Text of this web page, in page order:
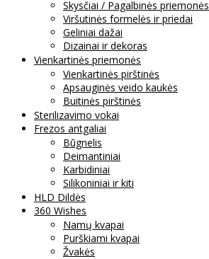
Skysčiai / Pagalbinės priemonės
Viršutinės formelės ir priedai
Geliniai dažai
Dizainai ir dekoras
Vienkartinės priemonės
Vienkartinės pirštinės
Apsauginės veido kaukės
Buitinės pirštinės
Sterilizavimo vokai
Frezos antgaliai
Būgnelis
Deimantiniai
Karbidiniai
Silikoniniai ir kiti
HLD Dildės
360 Wishes
Namų kvapai
Purškiami kvapai
Žvakės